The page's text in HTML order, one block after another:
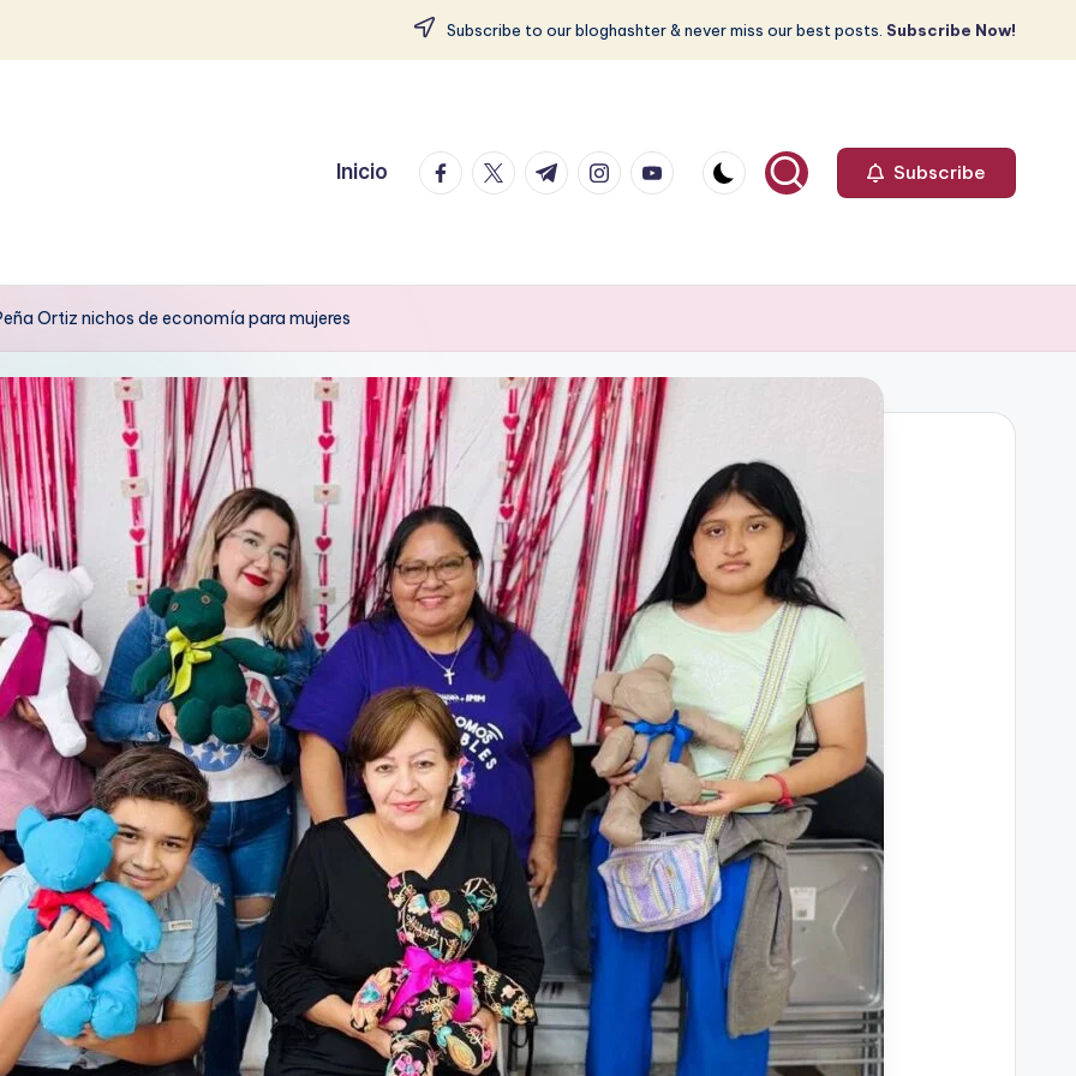
Subscribe to our bloghashter & never miss our best posts. Subscribe Now!
Inicio facebook.com
twitter.com
t.me instagram.com
youtube.com Subscribe
Ortiz nichos de economía para mujeres